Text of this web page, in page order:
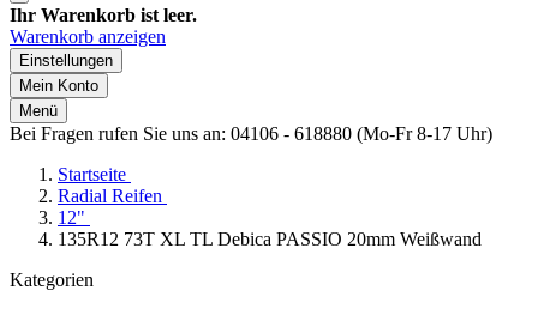
Ihr Warenkorb ist leer.
Warenkorb anzeigen
Einstellungen
Mein Konto
Menü
Bei Fragen rufen Sie uns an: 04106 - 618880 (Mo-Fr 8-17 Uhr)
Startseite
Radial Reifen
12"
135R12 73T XL TL Debica PASSIO 20mm Weißwand
Kategorien